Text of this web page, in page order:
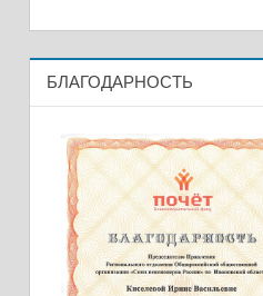
БЛАГОДАРНОСТЬ